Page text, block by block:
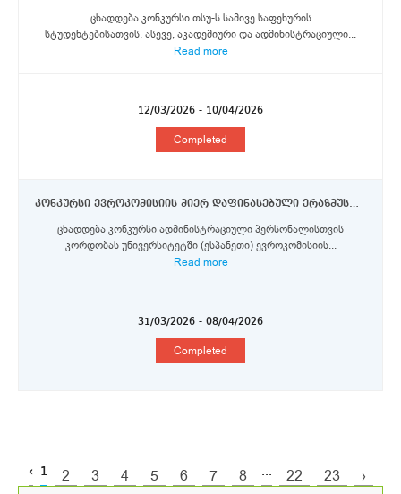
ცხადდება კონკურსი თსუ-ს სამივე საფეხურის
სტუდენტებისათვის, ასევე, აკადემიური და ადმინისტრაციული...
Read more
12/03/2026 - 10/04/2026
Completed
კონკურსი ევროკომისიის მიერ დაფინასებული ერაზმუს+ პროგრამის სტიპენდიების მოსასპოვებლად ადმინისტრაციული პერსონალისთვის
ცხადდება კონკურსი ადმინისტრაციული პერსონალისთვის
კორდობას უნივერსიტეტში (ესპანეთი) ევროკომისიის...
Read more
31/03/2026 - 08/04/2026
Completed
‹ 1 2 3 4 5 6 7 8 ... 22 23 ›